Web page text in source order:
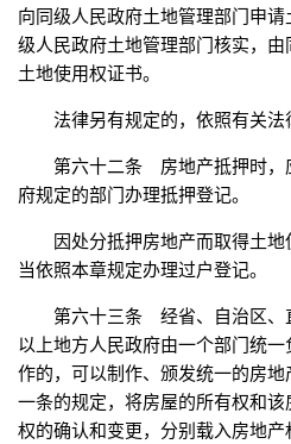
向同级人民政府土地管理部门申
级人民政府土地管理部门核实，
土地使用权证书。
法律另有规定的，依照有关法
第六十二条 房地产抵押时，
府规定的部门办理抵押登记。
因处分抵押房地产而取得土
当依照本章规定办理过户登记。
第六十三条 经省、自治区、
以上地方人民政府由一个部门统
作的，可以制作、颁发统一的房
一条的规定，将房屋的所有权和
权的确认和变更，分别载入房地产